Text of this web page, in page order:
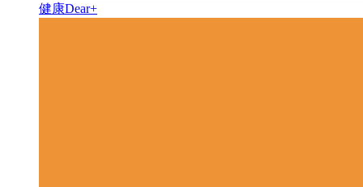
健康Dear+